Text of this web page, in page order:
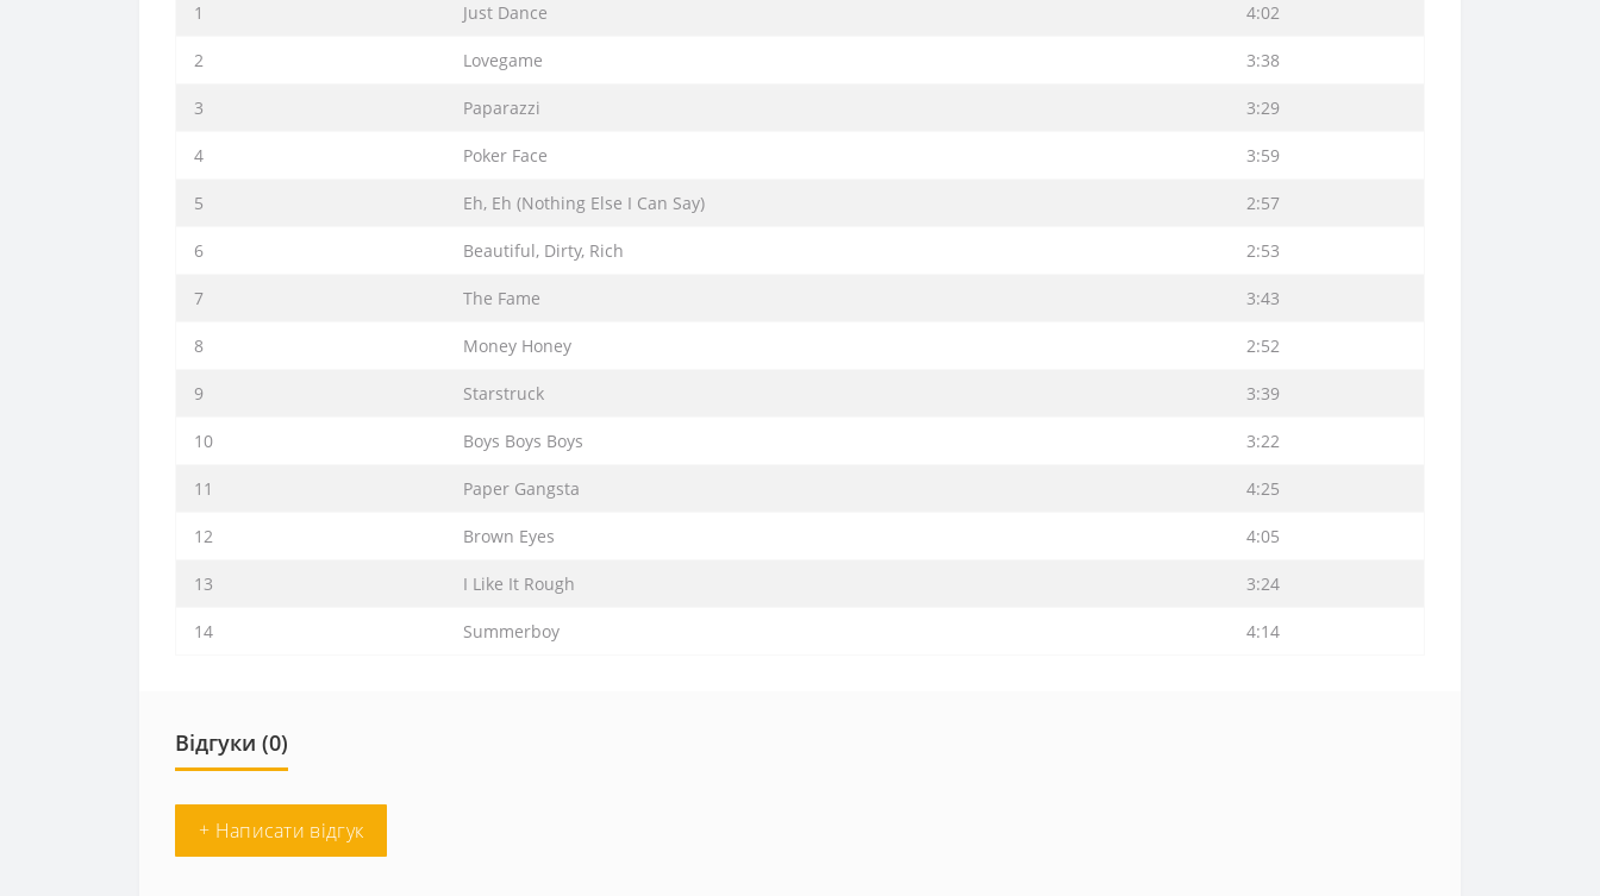
1 Just Dance 4:02
2 Lovegame 3:38
3 Paparazzi 3:29
4 Poker Face 3:59
5 Eh, Eh (Nothing Else I Can Say) 2:57
6 Beautiful, Dirty, Rich 2:53
7 The Fame 3:43
8 Money Honey 2:52
9 Starstruck 3:39
10 Boys Boys Boys 3:22
11 Paper Gangsta 4:25
12 Brown Eyes 4:05
13 I Like It Rough 3:24
14 Summerboy 4:14
Відгуки (0)
+ Написати відгук